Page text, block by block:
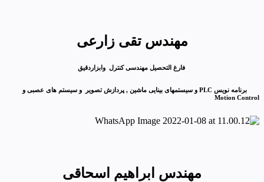
مهندس تقی زارعی
فارغ التحصیل مهندسی کنترل وابزاردقیق
برنامه نویس PLC و سیستمهای بینایی ماشین , پردازش تصویر و سیستم های عصبی و
Motion Control
مهندس ابراهیم اسحاقی